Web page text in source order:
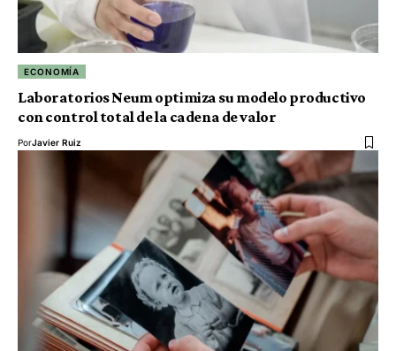
ECONOMÍA
Laboratorios Neum optimiza su modelo productivo
con control total de la cadena de valor
PorJavier Ruiz